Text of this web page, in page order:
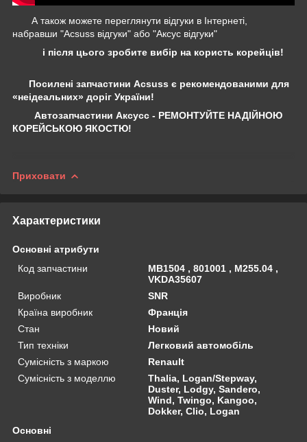
А також можете переглянути відгуки в Інтернеті,
набравши "Acsuss відгуки" або "Аксус відгуки"
і після цього зробите вибір на користь корейців!
Посилені запчастини Acsuss є рекомендованими для
«неідеальних» доріг України!
Автозапчастини Аксусс - РЕМОНТУЙТЕ НАДІЙНОЮ
КОРЕЙСЬКОЮ ЯКОСТЮ!
Приховати
Характеристики
Основні атрибути
Код запчастини
MB1504 , 801001 , M255.04 ,
VKDA35607
Виробник
SNR
Країна виробник
Франція
Стан
Новий
Тип техніки
Легковий автомобіль
Сумісність з маркою
Renault
Сумісність з моделлю
Thalia, Logan/Stepway,
Duster, Lodgy, Sandero,
Wind, Twingo, Kangoo,
Dokker, Clio, Logan
Основні